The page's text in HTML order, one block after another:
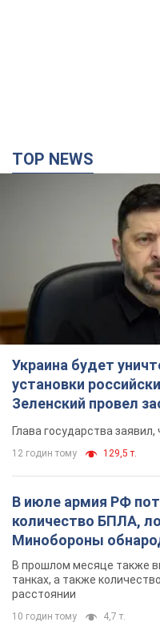
TOP NEWS
Украина будет
установки
Зеленский провел
Глава государства
12 годин тому 129,5 т.
В июле армия РФ
количество БПЛА,
Минобороны
В прошлом месяце также
танках, а также
расстоянии
10 годин тому 4,7 т.